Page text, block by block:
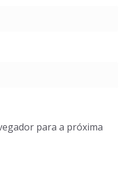
para a próxima